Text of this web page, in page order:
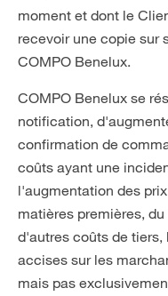
moment et dont le
recevoir une copie sur
COMPO Benelux.
COMPO Benelux se
notification,
confirmation de
coûts ayant une
l'augmentation des
matières premières,
d'autres coûts de
accises sur les
mais pas